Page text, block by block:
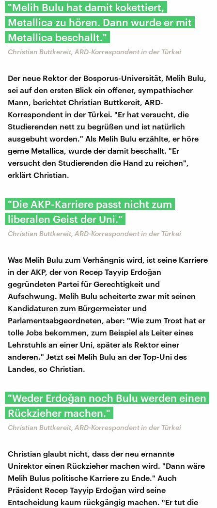
"Melih Bulu hat damit kokettiert,
Metallica zu hören. Dann wurde er mit
Metallica beschallt."
Christian Buttkereit, ARD-Korrespondent in der Türkei
Der neue Rektor der Bosporus-Universität, Melih Bulu,
sei auf den ersten Blick ein offener, sympathischer
Mann, berichtet Christian Buttkereit, ARD-
Korrespondent in der Türkei. "Er hat versucht, die
Studierenden nett zu begrüßen und ist natürlich
ausgebuht worden." Als Melih Bulu erzählte, er höre
gerne Metallica, wurde der damit beschallt. "Er
versucht den Studierenden die Hand zu reichen",
erklärt Christian.
"Die AKP-Karriere passt nicht zum
liberalen Geist der Uni."
Christian Buttkereit, ARD-Korrespondent in der Türkei
Was Melih Bulu zum Verhängnis wird, ist seine Karriere
in der AKP, der von Recep Tayyip Erdoğan
gegründeten Partei für Gerechtigkeit und
Aufschwung. Melih Bulu scheiterte zwar mit seinen
Kandidaturen zum Bürgermeister und
Parlamentsabgeordneten, aber: "Wie zum Trost hat er
tolle Jobs bekommen, zum Beispiel als Leiter eines
Lehrstuhls an einer Uni, später als Rektor einer
anderen." Jetzt sei Melih Bulu an der Top-Uni des
Landes, so Christian.
"Weder Erdoğan noch Bulu werden einen
Rückzieher machen."
Christian Buttkereit, ARD-Korrespondent in der Türkei
Christian glaubt nicht, dass der neu ernannte
Unirektor einen Rückzieher machen wird. "Dann wäre
Melih Bulus politische Karriere zu Ende." Auch
Präsident Recep Tayyip Erdoğan wird seine
Entscheidung kaum rückgängig machen. "Er tut die